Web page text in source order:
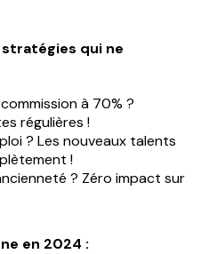
qui ne
à 70% ?
régulières !
? Les nouveaux talents
!
? Zéro impact sur
en 2024 :